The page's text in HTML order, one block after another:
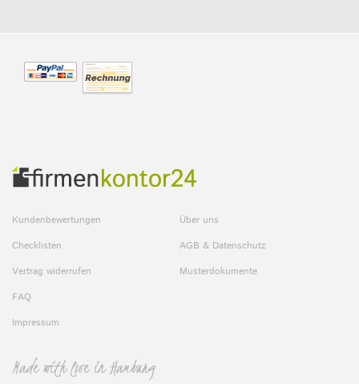
Kundenbewertungen
Über uns
Checklisten
AGB & Datenschutz
Vertrag widerrufen
Musterdokumente
FAQ
Impressum
Made with love in Hamburg